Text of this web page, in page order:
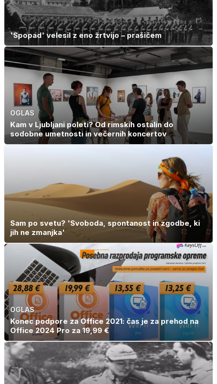
'Spopad' velesil z eno žrtvijo – prašičem
OGLAS
Kam v Ljubljani poleti? Od rimskih ostalin do
sodobne umetnosti in večernih koncertov
Sam po svetu? 'Svoboda, spontanost in zgodbe, ki
jih ne zmanjka'
OGLAS
Konec podpore za Office 2021: čas je za prehod na
Office 2024 Pro za 19,99 €